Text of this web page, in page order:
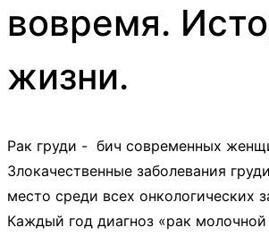
вовремя.
жизни.
Рак груди - бич современных
Злокачественные заболевания
место среди всех онкологических
Каждый год диагноз «рак